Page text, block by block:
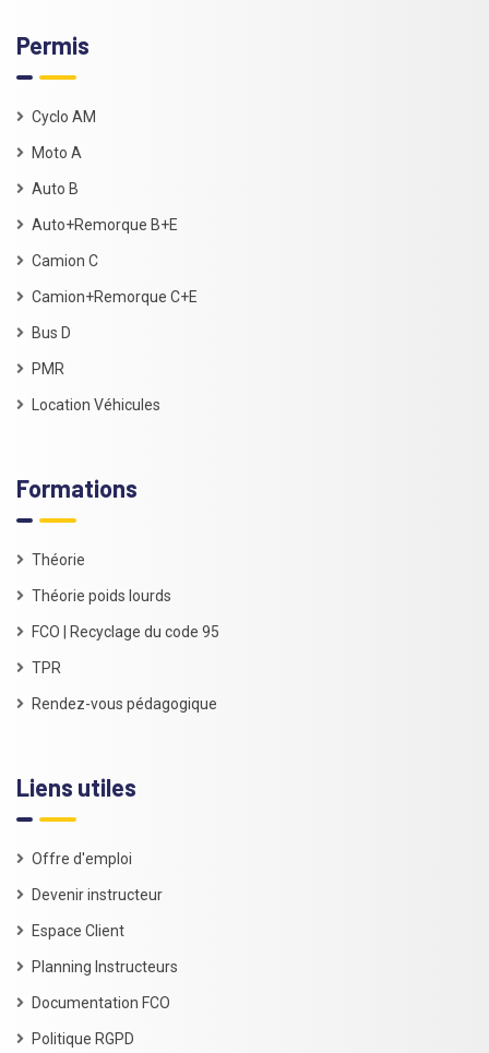
Permis
Cyclo AM
Moto A
Auto B
Auto+Remorque B+E
Camion C
Camion+Remorque C+E
Bus D
PMR
Location Véhicules
Formations
Théorie
Théorie poids lourds
FCO | Recyclage du code 95
TPR
Rendez-vous pédagogique
Liens utiles
Offre d'emploi
Devenir instructeur
Espace Client
Planning Instructeurs
Documentation FCO
Politique RGPD